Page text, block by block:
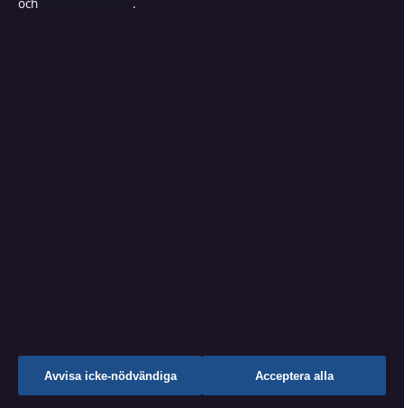
och
.
Avvisa icke-nödvändiga Acceptera alla